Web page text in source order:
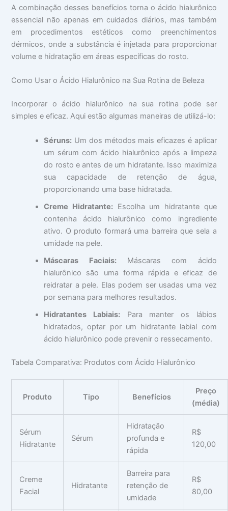
A combinação desses benefícios torna o ácido hialurônico
essencial não apenas em cuidados diários, mas também
em procedimentos estéticos como preenchimentos
dérmicos, onde a substância é injetada para proporcionar
volume e hidratação em áreas específicas do rosto.
Como Usar o Ácido Hialurônico na Sua Rotina de Beleza
Incorporar o ácido hialurônico na sua rotina pode ser
simples e eficaz. Aqui estão algumas maneiras de utilizá-lo:
Séruns: Um dos métodos mais eficazes é aplicar
um sérum com ácido hialurônico após a limpeza
do rosto e antes de um hidratante. Isso maximiza
sua capacidade de retenção de água,
proporcionando uma base hidratada.
Creme Hidratante:Escolha um hidratante que
contenha ácido hialurônico como ingrediente
ativo. O produto formará uma barreira que sela a
umidade na pele.
Máscaras Faciais:Máscaras com ácido
hialurônico são uma forma rápida e eficaz de
reidratar a pele. Elas podem ser usadas uma vez
por semana para melhores resultados.
Hidratantes Labiais:Para manter os lábios
hidratados, optar por um hidratante labial com
ácido hialurônico pode prevenir o ressecamento.
Tabela Comparativa: Produtos com Ácido Hialurônico
Produto Tipo Benefícios
Preço
(média)
Sérum
Hidratante
Sérum
Hidratação
profunda e
rápida
R$
120,00
Creme
Facial
Hidratante
Barreira para
retenção de
umidade
R$
80,00